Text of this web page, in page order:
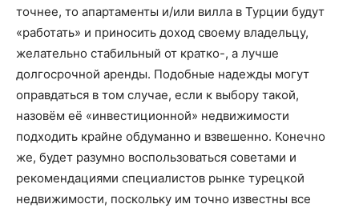
точнее, то апартаменты и/или вилла в Турции будут
«работать» и приносить доход своему владельцу,
желательно стабильный от кратко-, а лучше
долгосрочной аренды. Подобные надежды могут
оправдаться в том случае, если к выбору такой,
назовём её «инвестиционной» недвижимости
подходить крайне обдуманно и взвешенно. Конечно
же, будет разумно воспользоваться советами и
рекомендациями специалистов рынке турецкой
недвижимости, поскольку им точно известны все